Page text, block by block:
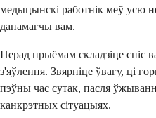
медыцынскі работнік меў усю
дапамагчы вам.
Перад прыёмам складзіце спіс
з'яўлення. Звярніце ўвагу, ці
пэўны час сутак, пасля
канкрэтных сітуацыях.